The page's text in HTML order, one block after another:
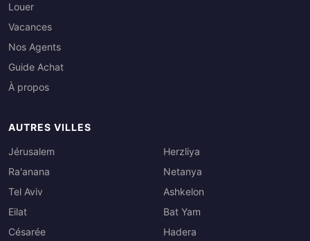
Louer
Vacances
Nos Agents
Guide Achat
À propos
AUTRES VILLES
Jérusalem
Ra'anana
Tel Aviv
Eilat
Césarée
Herzliya
Netanya
Ashkelon
Bat Yam
Hadera